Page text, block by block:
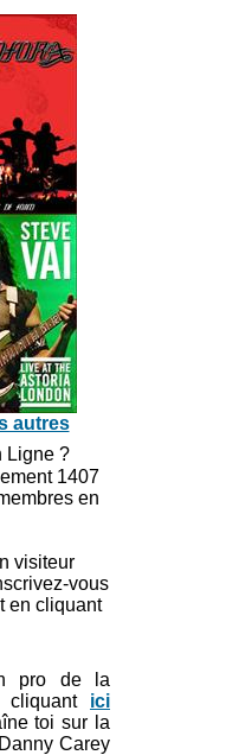
autres
Ligne ?
1407
en
visiteur
vous
en cliquant
pro de la
cliquant ici
toi sur la
Carey